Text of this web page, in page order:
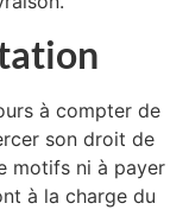
à compter de
son droit de
motifs ni à payer
à la charge du